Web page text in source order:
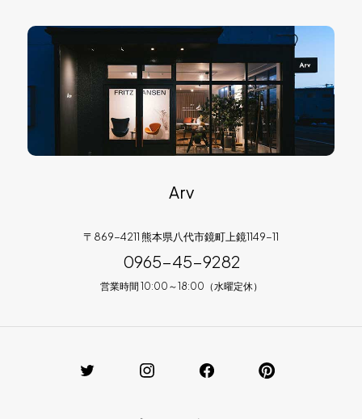
Arv
〒869-4211 熊本県八代市鏡町上鏡1149-11
0965-45-9282
営業時間 10:00～18:00（水曜定休）